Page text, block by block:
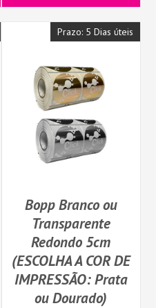
Prazo: 5 Dias úteis
Bopp Branco ou
Transparente
Redondo 5cm
(ESCOLHA A COR DE
IMPRESSÃO: Prata
ou Dourado)